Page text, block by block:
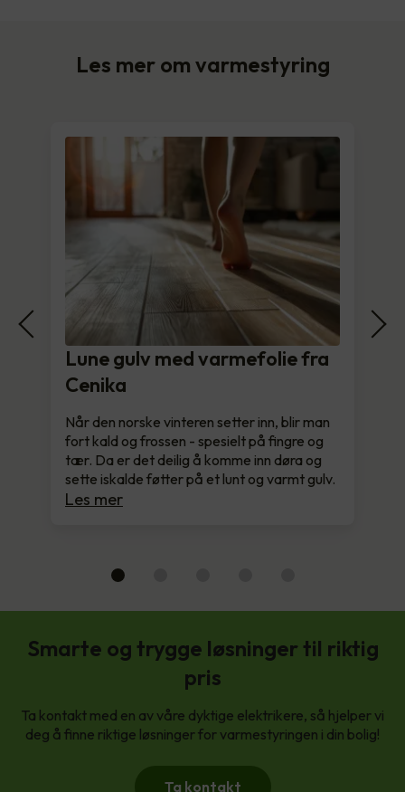
Les mer om varmestyring
Lune gulv med varmefolie fra
Cenika
Når den norske vinteren setter inn, blir man
fort kald og frossen - spesielt på fingre og
tær. Da er det deilig å komme inn døra og
sette iskalde føtter på et lunt og varmt gulv.
Les mer
Smarte og trygge løsninger til riktig
pris
Ta kontakt med en av våre dyktige elektrikere, så hjelper vi
deg å finne riktige løsninger for varmestyringen i din bolig!
Ta kontakt